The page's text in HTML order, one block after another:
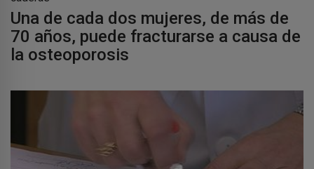
Una de cada dos mujeres, de más de
70 años, puede fracturarse a causa de
la osteoporosis